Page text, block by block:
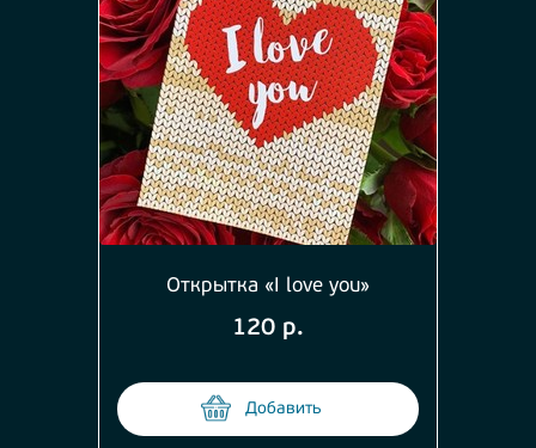
Открытка «I love you»
120 р.
Добавить